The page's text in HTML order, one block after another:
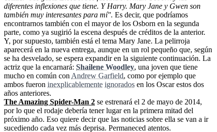
diferentes inflexiones que tiene. Y Harry. Mary Jane y Gwen son
también muy interesantes para mí". Es decir, que podríamos
encontrarnos también con el mayor de los Osborn en la segunda
parte, como ya sugirió la escena después de créditos de la anterior.
Y, por supuesto, también está el tema Mary Jane. La pelirroja
aparecerá en la nueva entrega, aunque en un rol pequeño que, según
se ha desvelado, se espera expandir en la siguiente continuación. La
actriz que la encarnará: Shailene Woodley, una joven que tiene
mucho en común con Andrew Garfield, como por ejemplo que
ambos fueron inexplicablemente ignorados en los Oscar estos dos
años anteriores.
The Amazing Spider-Man 2 se estrenará el 2 de mayo de 2014,
por lo que el rodaje debería tener lugar en la primera mitad del
próximo año. Eso quiere decir que las noticias sobre ella se van a ir
sucediendo cada vez más deprisa. Permaneced atentos.